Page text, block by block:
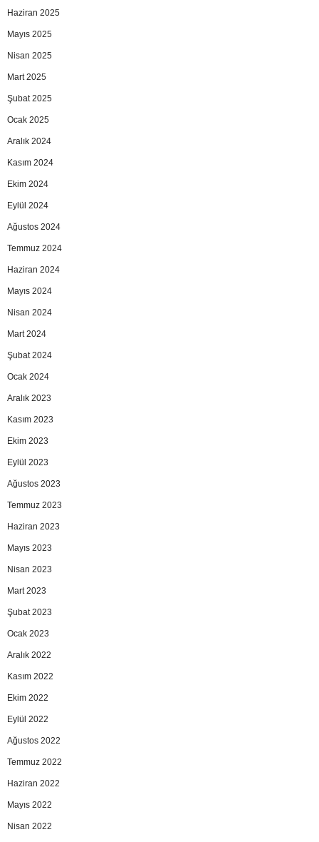
Haziran 2025
Mayıs 2025
Nisan 2025
Mart 2025
Şubat 2025
Ocak 2025
Aralık 2024
Kasım 2024
Ekim 2024
Eylül 2024
Ağustos 2024
Temmuz 2024
Haziran 2024
Mayıs 2024
Nisan 2024
Mart 2024
Şubat 2024
Ocak 2024
Aralık 2023
Kasım 2023
Ekim 2023
Eylül 2023
Ağustos 2023
Temmuz 2023
Haziran 2023
Mayıs 2023
Nisan 2023
Mart 2023
Şubat 2023
Ocak 2023
Aralık 2022
Kasım 2022
Ekim 2022
Eylül 2022
Ağustos 2022
Temmuz 2022
Haziran 2022
Mayıs 2022
Nisan 2022